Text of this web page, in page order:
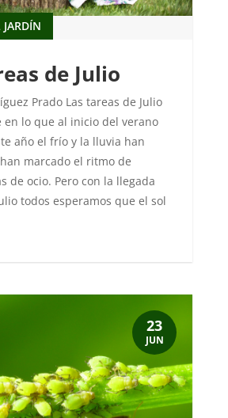
de Julio
Prado Las tareas de Julio
en lo que al inicio del verano
año el frío y la lluvia han
marcado el ritmo de
de ocio. Pero con la llegada
todos esperamos que el sol
23
JUN